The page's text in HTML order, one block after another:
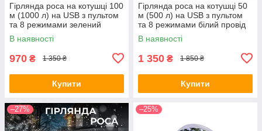
Гірлянда роса на котушці 100
м (1000 л) на USB з пультом
та 8 режимами зелений
провід колір теплий (24002)
В наявності
970 ₴ 1 350 ₴
Купити
Гірлянда роса на котушці 50
м (500 л) на USB з пультом
та 8 режимами білий провід
колір теплий (24008)
В наявності
1 350 ₴ 1 850 ₴
Купити
–27% –25%